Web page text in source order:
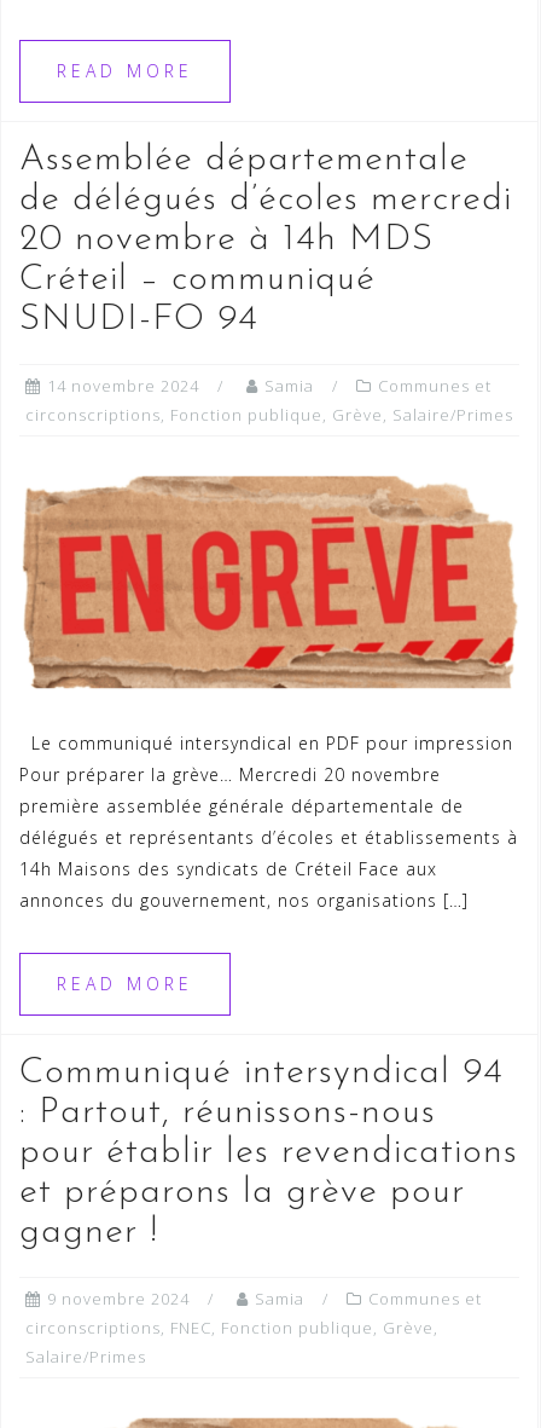
READ MORE
Assemblée départementale
de délégués d’écoles mercredi
20 novembre à 14h MDS
Créteil – communiqué
SNUDI-FO 94
14 novembre 2024 Samia
Communes et
circonscriptions, Fonction publique, Grève, Salaire/Primes
Le communiqué intersyndical en PDF pour impression
Pour préparer la grève… Mercredi 20 novembre
première assemblée générale départementale de
délégués et représentants d’écoles et établissements à
14h Maisons des syndicats de Créteil Face aux
annonces du gouvernement, nos organisations […]
READ MORE
Communiqué intersyndical 94
: Partout, réunissons-nous
pour établir les revendications
et préparons la grève pour
gagner !
9 novembre 2024 Samia
Communes et
circonscriptions, FNEC, Fonction publique, Grève,
Salaire/Primes